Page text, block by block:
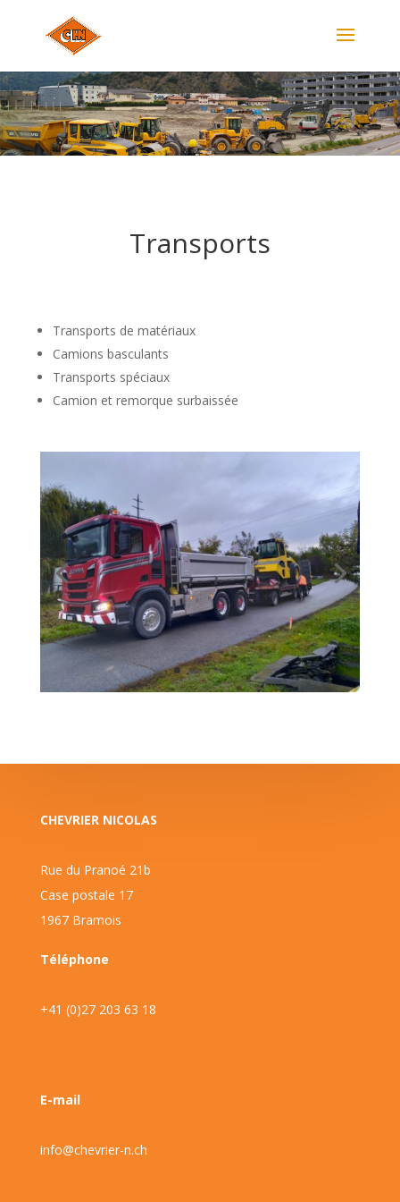
Transports
Transports de matériaux
Camions basculants
Transports spéciaux
Camion et remorque surbaissée
CHEVRIER NICOLAS
Rue du Pranoé 21b
Case postale 17
1967 Bramois
Téléphone
+41 (0)27 203 63 18
E-mail
info@chevrier-n.ch